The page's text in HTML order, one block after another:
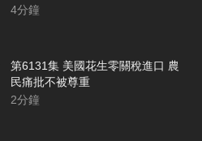
軍同步現身巡航
4分鐘
第6131集 美國花生零關稅進口 農
民痛批不被尊重
2分鐘